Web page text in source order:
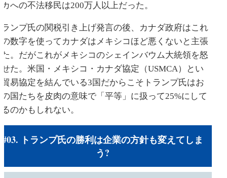
への不法移民は200万人以上だった。
ンプ氏の関税引き上げ発言の後、カナダ政府はこれ
数字を使ってカナダはメキシコほど悪くないと主張
。だがこれがメキシコのシェインバウム大統領を怒
た。米国・メキシコ・カナダ協定（USMCA）とい
易協定を結んでいる3国だからこそトランプ氏はお
国たちを皮肉の意味で「平等」に扱って25%にして
のかもしれない。
#03. トランプ氏の勝利は企業の方針も変えてしま
う?